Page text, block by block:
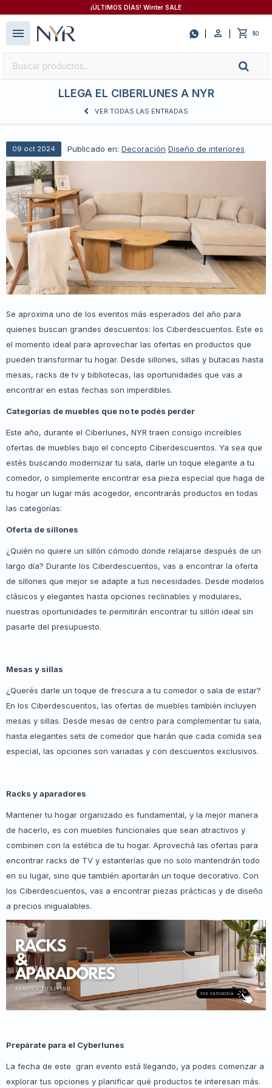
¡ÚLTIMOS DÍAS! Winter SALE
 $0
menu
LLEGA EL CIBERLUNES A NYR
VER TODAS LAS ENTRADAS
09 oct 2024 Publicado en: Decoración Diseño de interiores
Se aproxima uno de los eventos más esperados del año para
quienes buscan grandes descuentos: los Ciberdescuentos. Este es
el momento ideal para aprovechar las ofertas en productos que
pueden transformar tu hogar. Desde sillones, sillas y butacas hasta
mesas, racks de tv y bibliotecas, las oportunidades que vas a
encontrar en estas fechas son imperdibles.
Categorías de muebles que no te podés perder
Este año, durante el Ciberlunes, NYR traen consigo increíbles
ofertas de muebles bajo el concepto Ciberdescuentos. Ya sea que
estés buscando modernizar tu sala, darle un toque elegante a tu
comedor, o simplemente encontrar esa pieza especial que haga de
tu hogar un lugar más acogedor, encontrarás productos en todas
las categorías:
Oferta de sillones
¿Quién no quiere un sillón cómodo donde relajarse después de un
largo día? Durante los Ciberdescuentos, vas a encontrar la oferta
de sillones que mejor se adapte a tus necesidades. Desde modelos
clásicos y elegantes hasta opciones reclinables y modulares,
nuestras oportunidades te permitirán encontrar tu sillón ideal sin
pasarte del presupuesto.
Mesas y sillas
¿Querés darle un toque de frescura a tu comedor o sala de estar?
En los Ciberdescuentos, las ofertas de muebles también incluyen
mesas y sillas. Desde mesas de centro para complementar tu sala,
hasta elegantes sets de comedor que harán que cada comida sea
especial, las opciones son variadas y con descuentos exclusivos.
Racks y aparadores
Mantener tu hogar organizado es fundamental, y la mejor manera
de hacerlo, es con muebles funcionales que sean atractivos y
combinen con la estética de tu hogar. Aprovechá las ofertas para
encontrar racks de TV y estanterías que no solo mantendrán todo
en su lugar, sino que también aportarán un toque decorativo. Con
los Ciberdescuentos, vas a encontrar piezas prácticas y de diseño
a precios inigualables.
Prepárate para el Cyberlunes
La fecha de este gran evento está llegando, ya podes comenzar a
explorar tus opciones y planificar qué productos te interesan más.
close